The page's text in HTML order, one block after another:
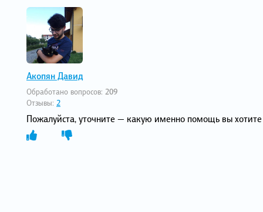
Акопян Давид
Обработано вопросов: 209
Отзывы: 2
Пожалуйста, уточните — какую именно помощь вы хотите